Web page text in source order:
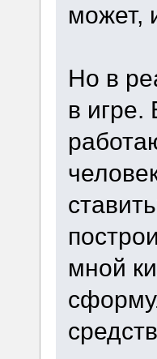
может,
Но в
в игре.
мной